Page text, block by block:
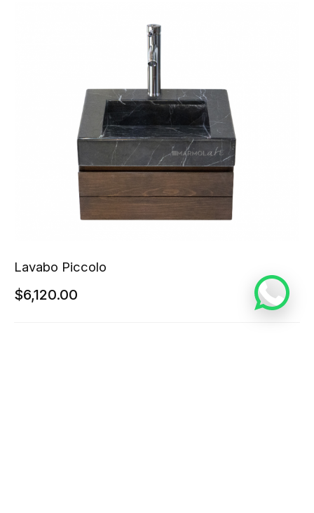
Lavabo Piccolo
$6,120.00